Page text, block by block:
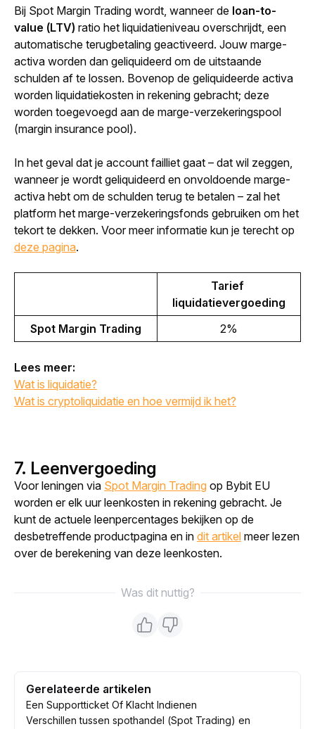
Bij Spot Margin Trading wordt, wanneer de loan-to-
value (LTV) ratio het liquidatieniveau overschrijdt, een
automatische terugbetaling geactiveerd. Jouw marge-
activa worden dan geliquideerd om de uitstaande
schulden af te lossen. Bovenop de geliquideerde activa
worden liquidatiekosten in rekening gebracht; deze
worden toegevoegd aan de marge-verzekeringspool
(margin insurance pool).
In het geval dat je account failliet gaat – dat wil zeggen,
wanneer je wordt geliquideerd en onvoldoende marge-
activa hebt om de schulden terug te betalen – zal het
platform het marge-verzekeringsfonds gebruiken om het
deze pagina.
Tarief
liquidatievergoeding
Spot Margin Trading
2%
Lees meer:
Wat is liquidatie?
Wat is cryptoliquidatie en hoe vermijd ik het?
7. Leenvergoeding
Voor leningen via Spot Margin Trading op Bybit EU
worden er elk uur leenkosten in rekening gebracht. Je
kunt de actuele leenpercentages bekijken op de
desbetreffende productpagina en in dit artikel meer lezen
over de berekening van deze leenkosten.
Was dit nuttig?
Gerelateerde artikelen
Een Supportticket Of Klacht Indienen
Verschillen tussen spothandel (Spot Trading) en